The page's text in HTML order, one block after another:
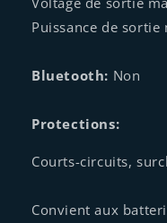
Puissance de
Bluetooth: Non
Protections:
Courts-circuits,
Convient aux